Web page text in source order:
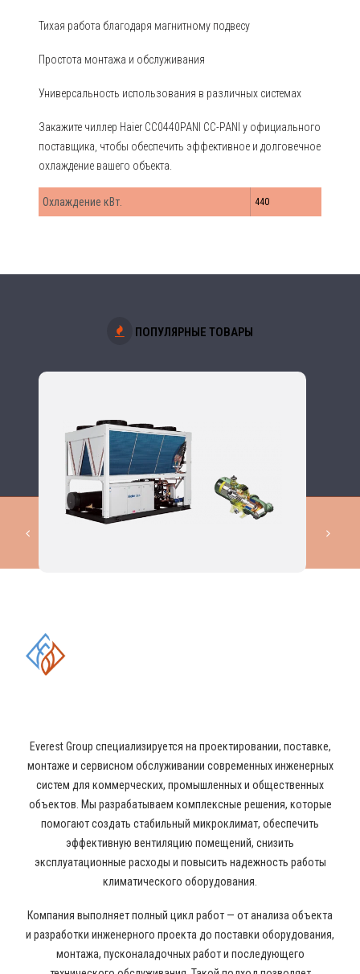
Тихая работа благодаря магнитному подвесу
Простота монтажа и обслуживания
Универсальность использования в различных системах
Закажите чиллер Haier CC0440PANI CC-PANI у официального
поставщика, чтобы обеспечить эффективное и долговечное
охлаждение вашего объекта.
Охлаждение кВт. 440
ПОПУЛЯРНЫЕ ТОВАРЫ
Everest Group специализируется на проектировании, поставке,
монтаже и сервисном обслуживании современных инженерных
систем для коммерческих, промышленных и общественных
объектов. Мы разрабатываем комплексные решения, которые
помогают создать стабильный микроклимат, обеспечить
эффективную вентиляцию помещений, снизить
эксплуатационные расходы и повысить надежность работы
климатического оборудования.
Компания выполняет полный цикл работ — от анализа объекта
и разработки инженерного проекта до поставки оборудования,
монтажа, пусконаладочных работ и последующего